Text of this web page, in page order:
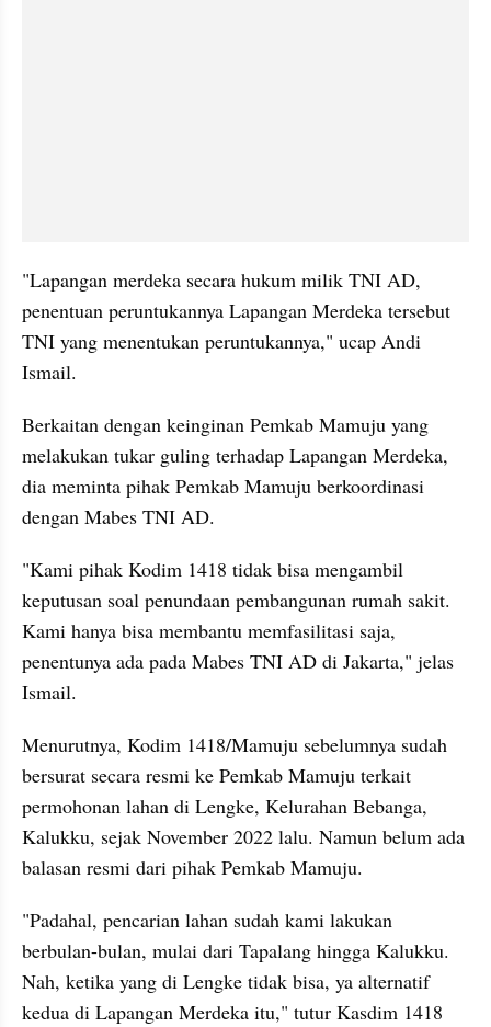
"Lapangan merdeka secara hukum milik TNI AD,
penentuan peruntukannya Lapangan Merdeka tersebut
TNI yang menentukan peruntukannya," ucap Andi
Ismail.
Berkaitan dengan keinginan Pemkab Mamuju yang
melakukan tukar guling terhadap Lapangan Merdeka,
dia meminta pihak Pemkab Mamuju berkoordinasi
dengan Mabes TNI AD.
"Kami pihak Kodim 1418 tidak bisa mengambil
keputusan soal penundaan pembangunan rumah sakit.
Kami hanya bisa membantu memfasilitasi saja,
penentunya ada pada Mabes TNI AD di Jakarta," jelas
Ismail.
Menurutnya, Kodim 1418/Mamuju sebelumnya sudah
bersurat secara resmi ke Pemkab Mamuju terkait
permohonan lahan di Lengke, Kelurahan Bebanga,
Kalukku, sejak November 2022 lalu. Namun belum ada
balasan resmi dari pihak Pemkab Mamuju.
"Padahal, pencarian lahan sudah kami lakukan
berbulan-bulan, mulai dari Tapalang hingga Kalukku.
Nah, ketika yang di Lengke tidak bisa, ya alternatif
kedua di Lapangan Merdeka itu," tutur Kasdim 1418